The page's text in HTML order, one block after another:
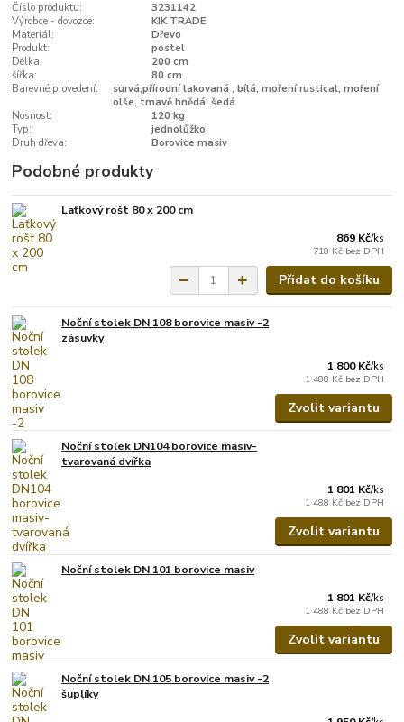
Číslo produktu:
3231142
Výrobce - dovozce:
KIK TRADE
Materiál:
Dřevo
Produkt:
postel
Délka:
200 cm
šířka:
80 cm
Barevné provedení:
survá,přírodní lakovaná , bílá, moření rustical, moření
olše, tmavě hnědá, šedá
Nosnost:
120 kg
Typ:
jednolůžko
Druh dřeva:
Borovice masiv
Podobné produkty
Laťkový rošt 80 x 200 cm
869 Kč/ks
718 Kč bez DPH
Přidat do košíku
Noční stolek DN 108 borovice masiv -2
zásuvky
1 800 Kč/ks
1 488 Kč bez DPH
Zvolit variantu
Noční stolek DN104 borovice masiv-
tvarovaná dvířka
1 801 Kč/ks
1 488 Kč bez DPH
Zvolit variantu
Noční stolek DN 101 borovice masiv
1 801 Kč/ks
1 488 Kč bez DPH
Zvolit variantu
Noční stolek DN 105 borovice masiv -2
šuplíky